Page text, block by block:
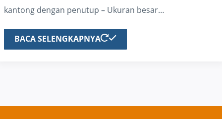
kantong dengan penutup – Ukuran besar…
BACA SELENGKAPNYA